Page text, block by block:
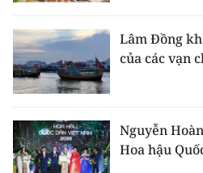
Lâm Đồng
của các vạn
Nguyễn
Hoa hậu